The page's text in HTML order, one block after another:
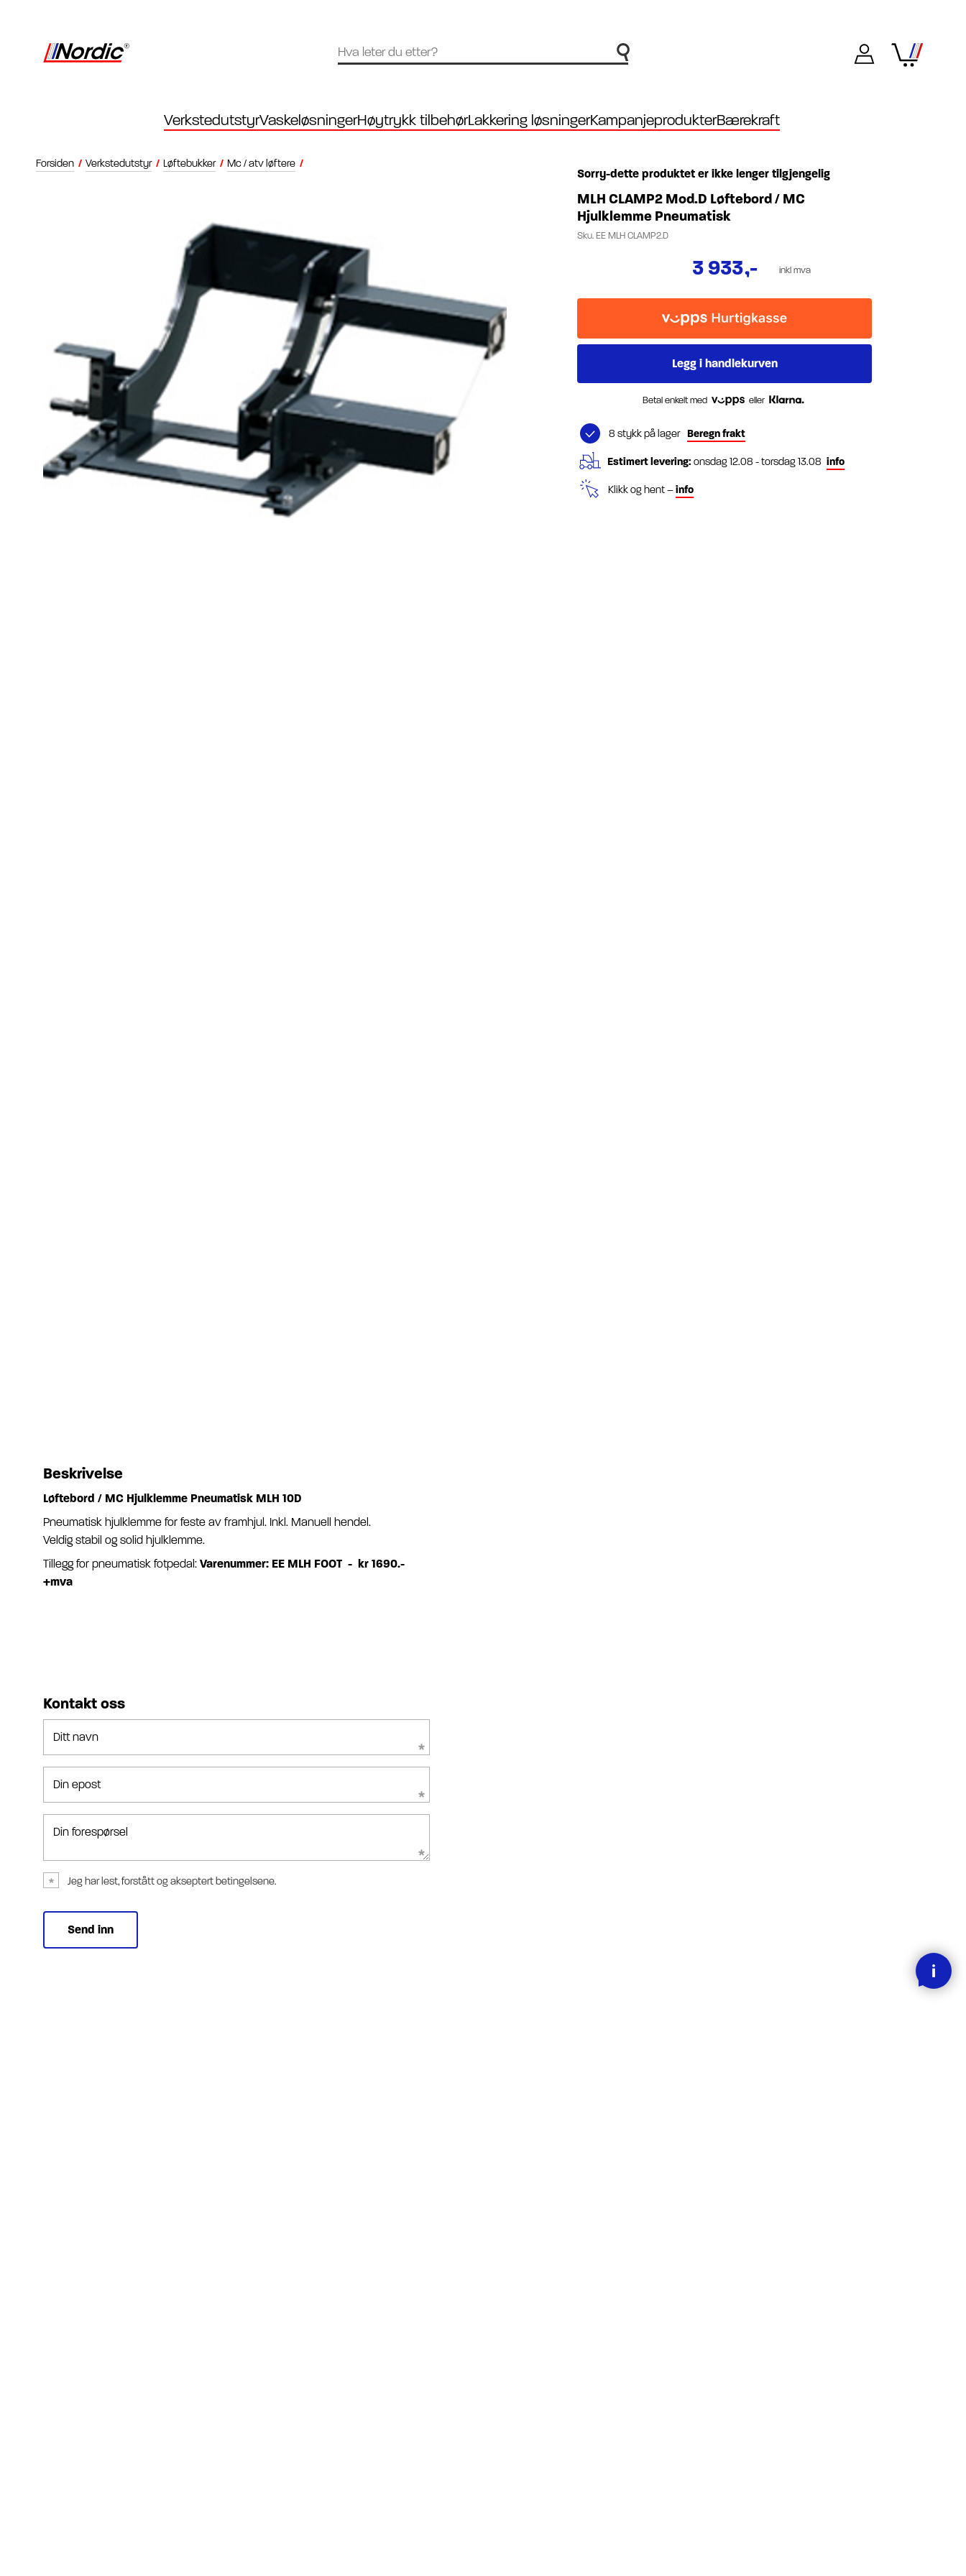
VerkstedutstyrVaskeløsningerHøytrykk tilbehørLakkering løsningerKampanjeprodukterBærekraft
Forsiden / Verkstedutstyr / Løftebukker / Mc / atv løftere /
Sorry-dette produktet er ikke lenger tilgjengelig
MLH CLAMP2 Mod.D Løftebord / MC
Hjulklemme Pneumatisk
Sku. EE MLH CLAMP2.D
3 933,- inkl mva
Betal enkelt med eller
8 stykk på lager Beregn frakt
Estimert levering:onsdag 12.08 - torsdag 13.08 info
Klikk og hent –info
Beskrivelse
Løftebord / MC Hjulklemme Pneumatisk MLH 10D
Pneumatisk hjulklemme for feste av framhjul. Inkl. Manuell hendel.
Veldig stabil og solid hjulklemme.
Tillegg for pneumatisk fotpedal: Varenummer: EE MLH FOOT - kr 1690.-
+mva
Kontakt oss
Ditt navn
Din epost
Din forespørsel
Jeg har lest, forstått og akseptert betingelsene.